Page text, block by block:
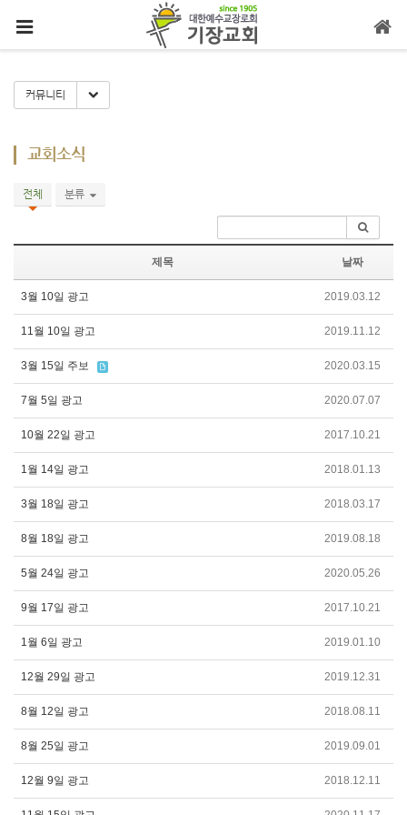
커뮤니티 Toggle Dropdown
교회소식
전체 분류
제목 날짜
3월 10일 광고 2019.03.12
11월 10일 광고 2019.11.12
3월 15일 주보 2020.03.15
7월 5일 광고 2020.07.07
10월 22일 광고 2017.10.21
1월 14일 광고 2018.01.13
3월 18일 광고 2018.03.17
8월 18일 광고 2019.08.18
5월 24일 광고 2020.05.26
9월 17일 광고 2017.10.21
1월 6일 광고 2019.01.10
12월 29일 광고 2019.12.31
8월 12일 광고 2018.08.11
8월 25일 광고 2019.09.01
12월 9일 광고 2018.12.11